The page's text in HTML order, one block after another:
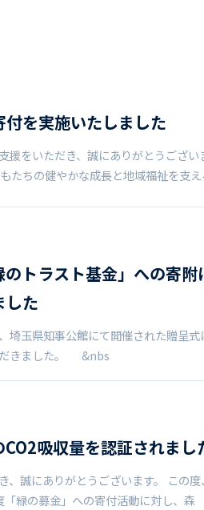
を実施いたしました
援をいただき、誠にありがとうござい
たちの健やかな成長と地域福祉を支え
トラスト基金」への寄附
した
埼玉県知事公館にて開催された贈呈式
席し、感謝状を直接授与していただきました。 &nbs
吸収量を認証されまし
、誠にありがとうございます。 この度
緑の募金」への寄付活動に対し、森